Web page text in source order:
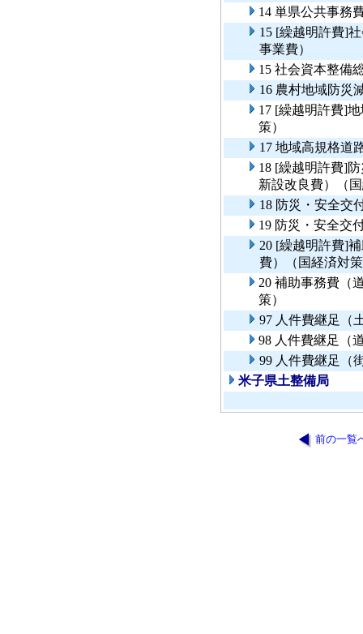
14 単県公共事務
15 [繰越明許費]
事業費）
15 社会資本整備
16 農村地域防災
17 [繰越明許費]
策）
17 地域高規格道
18 [繰越明許費]
新設改良費）（
18 防災・安全交
19 防災・安全交
20 [繰越明許費]
費）（国経済対
20 補助事務費（
策）
97 人件費継足（
98 人件費継足（
99 人件費継足（
米子県土整備局
前の一覧